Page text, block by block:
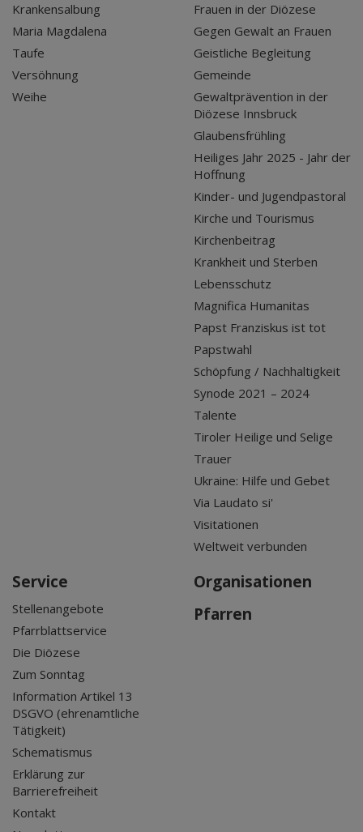
Krankensalbung
Maria Magdalena
Taufe
Versöhnung
Weihe
Frauen in der Diözese
Gegen Gewalt an Frauen
Geistliche Begleitung
Gemeinde
Gewaltprävention in der
Diözese Innsbruck
Glaubensfrühling
Heiliges Jahr 2025 - Jahr der
Hoffnung
Kinder- und Jugendpastoral
Kirche und Tourismus
Kirchenbeitrag
Krankheit und Sterben
Lebensschutz
Magnifica Humanitas
Papst Franziskus ist tot
Papstwahl
Schöpfung / Nachhaltigkeit
Synode 2021 – 2024
Talente
Tiroler Heilige und Selige
Trauer
Ukraine: Hilfe und Gebet
Via Laudato si'
Visitationen
Weltweit verbunden
Service
Stellenangebote
Pfarrblattservice
Die Diözese
Zum Sonntag
Information Artikel 13
DSGVO (ehrenamtliche
Tätigkeit)
Schematismus
Erklärung zur
Barrierefreiheit
Kontakt
Organisationen
Pfarren